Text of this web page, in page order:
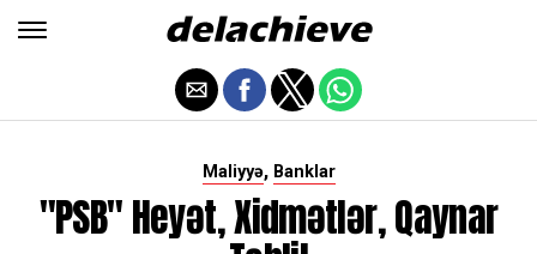
Maliyyə, Banklar
"PSB" Heyət, Xidmətlər, Qaynar